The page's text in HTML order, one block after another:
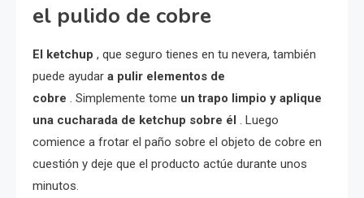
el pulido de cobre
El ketchup , que seguro tienes en tu nevera, también
puede ayudar a pulir elementos de
cobre . Simplemente tome un trapo limpio y aplique
una cucharada de ketchup sobre él . Luego
comience a frotar el paño sobre el objeto de cobre en
cuestión y deje que el producto actúe durante unos
minutos.